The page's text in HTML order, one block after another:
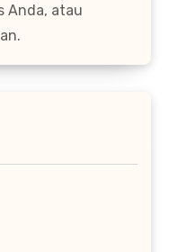
Anda, atau